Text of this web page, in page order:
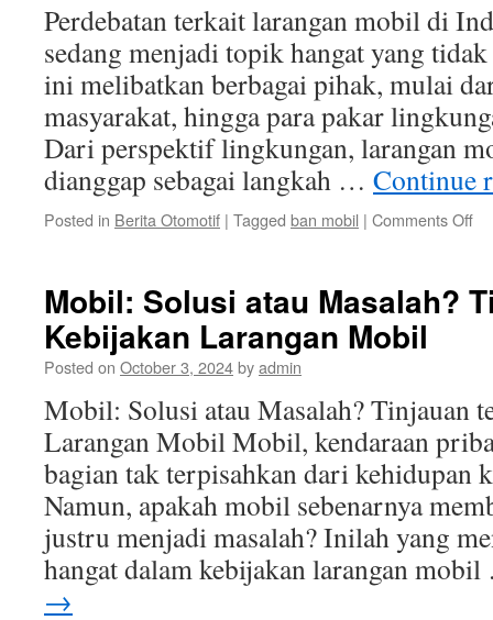
Perdebatan terkait larangan mobil di
sedang menjadi topik hangat yang
ini melibatkan berbagai pihak, mulai
masyarakat, hingga para pakar
Dari perspektif lingkungan, larangan
dianggap sebagai langkah … Continue
Posted in Berita Otomotif | Tagged ban mobil | Comments Offon
Mobil: Solusi atau Masalah?
Kebijakan Larangan Mobil
Posted on October 3, 2024byadmin
Mobil: Solusi atau Masalah? Tinjauan
Larangan Mobil Mobil, kendaraan
bagian tak terpisahkan dari kehidupan
Namun, apakah mobil sebenarnya
justru menjadi masalah? Inilah yang
hangat dalam kebijakan larangan
→